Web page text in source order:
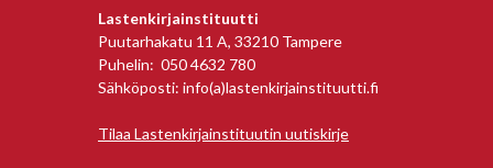
Lastenkirjainstituutti
Puutarhakatu 11 A, 33210 Tampere
Puhelin: 050 4632 780
Sähköposti: info(a)lastenkirjainstituutti.fi
Tilaa Lastenkirjainstituutin uutiskirje